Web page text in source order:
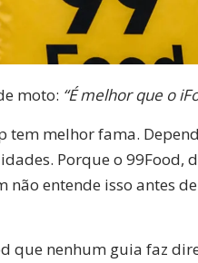
moto: “É melhor que o
melhor fama.
Porque o 99Food,
entende isso antes
que nenhum guia faz